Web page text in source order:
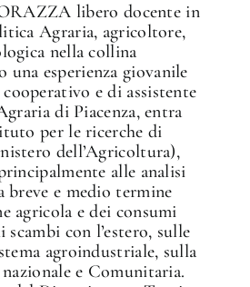
libero docente in
Agraria, agricoltore,
nella collina
una esperienza giovanile
e di assistente
di Piacenza, entra
per le ricerche di
dell’Agricoltura),
alle analisi
breve e medio termine
agricola e dei consumi
con l’estero, sulle
agroindustriale, sulla
e Comunitaria.